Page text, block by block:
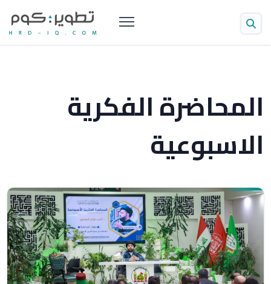
المحاضرة الفكرية
الاسبوعية